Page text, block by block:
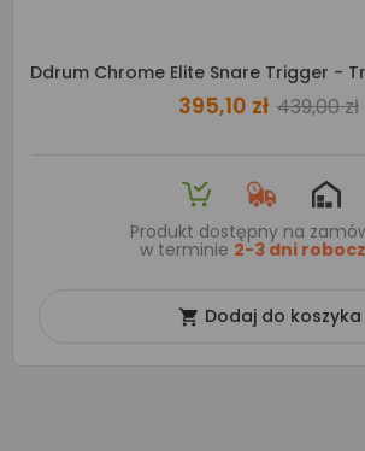
Ddrum Chrome Elite Snare Trigger -
395,10 zł 439,00 zł
Produkt dostępny na
w terminie 2-3 dni
 Dodaj do koszyka